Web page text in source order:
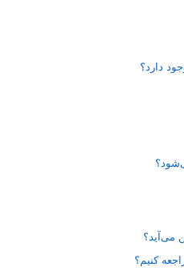
دارد؟
می‌آید؟
کنیم؟